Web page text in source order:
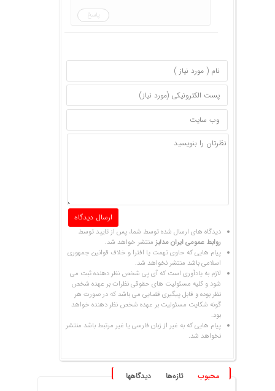
پاسخ
دیدگاه های ارسال شده توسط شما، پس از تایید توسط
روابط عمومی ایران مدلبز منتشر خواهد شد.
پیام هایی که حاوی تهمت یا افترا و خلاف قوانین جمهوری
اسلامی باشد منتشر نخواهد شد.
لازم به یادآوری است که آی پی شخص نظر دهنده ثبت می
شود و کلیه مسئولیت های حقوقی نظرات بر عهده شخص
نظر بوده و قابل پیگیری قضایی می باشد که در صورت هر
گونه شکایت مسئولیت بر عهده شخص نظر دهنده خواهد
بود.
پیام هایی که به غیر از زبان فارسی یا غیر مرتبط باشد منتشر
نخواهد شد.
محبوب تازه‌ها دیدگاهها